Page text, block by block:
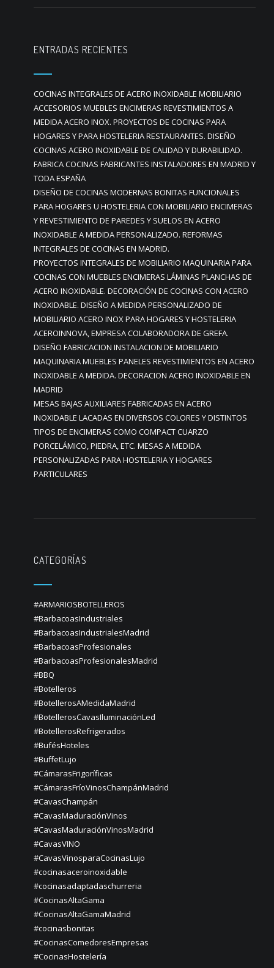
ENTRADAS RECIENTES
COCINAS INTEGRALES DE ACERO INOXIDABLE MOBILIARIO
ACCESORIOS MUEBLES ENCIMERAS REVESTIMIENTOS A
MEDIDA ACERO INOX. PROYECTOS DE COCINAS PARA
HOGARES Y PARA HOSTELERIA RESTAURANTES. DISEÑO
COCINAS ACERO INOXIDABLE DE CALIDAD Y DURABILIDAD.
FABRICA COCINAS FABRICANTES INSTALADORES EN MADRID Y
TODA ESPAÑA
DISEÑO DE COCINAS MODERNAS BONITAS FUNCIONALES
PARA HOGARES U HOSTELERIA CON MOBILIARIO ENCIMERAS
Y REVESTIMIENTO DE PAREDES Y SUELOS EN ACERO
INOXIDABLE A MEDIDA PERSONALIZADO. REFORMAS
INTEGRALES DE COCINAS EN MADRID.
PROYECTOS INTEGRALES DE MOBILIARIO MAQUINARIA PARA
COCINAS CON MUEBLES ENCIMERAS LÁMINAS PLANCHAS DE
ACERO INOXIDABLE. DECORACIÓN DE COCINAS CON ACERO
INOXIDABLE. DISEÑO A MEDIDA PERSONALIZADO DE
MOBILIARIO ACERO INOX PARA HOGARES Y HOSTELERIA
ACEROINNOVA, EMPRESA COLABORADORA DE GREFA.
DISEÑO FABRICACION INSTALACION DE MOBILIARIO
MAQUINARIA MUEBLES PANELES REVESTIMIENTOS EN ACERO
INOXIDABLE A MEDIDA. DECORACION ACERO INOXIDABLE EN
MADRID
MESAS BAJAS AUXILIARES FABRICADAS EN ACERO
INOXIDABLE LACADAS EN DIVERSOS COLORES Y DISTINTOS
TIPOS DE ENCIMERAS COMO COMPACT CUARZO
PORCELÁMICO, PIEDRA, ETC. MESAS A MEDIDA
PERSONALIZADAS PARA HOSTELERIA Y HOGARES
PARTICULARES
CATEGORÍAS
#ARMARIOSBOTELLEROS
#BarbacoasIndustriales
#BarbacoasIndustrialesMadrid
#BarbacoasProfesionales
#BarbacoasProfesionalesMadrid
#BBQ
#Botelleros
#BotellerosAMedidaMadrid
#BotellerosCavasIluminaciónLed
#BotellerosRefrigerados
#BufésHoteles
#BuffetLujo
#CámarasFrigoríficas
#CámarasFríoVinosChampánMadrid
#CavasChampán
#CavasMaduraciónVinos
#CavasMaduraciónVinosMadrid
#CavasVINO
#CavasVinosparaCocinasLujo
#cocinasaceroinoxidable
#cocinasadaptadaschurreria
#CocinasAltaGama
#CocinasAltaGamaMadrid
#cocinasbonitas
#CocinasComedoresEmpresas
#CocinasHostelería